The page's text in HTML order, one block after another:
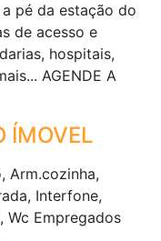
pé da estação do
de acesso e
hospitais,
AGENDE A
ÍMOVEL
Arm.cozinha,
Interfone,
Wc Empregados